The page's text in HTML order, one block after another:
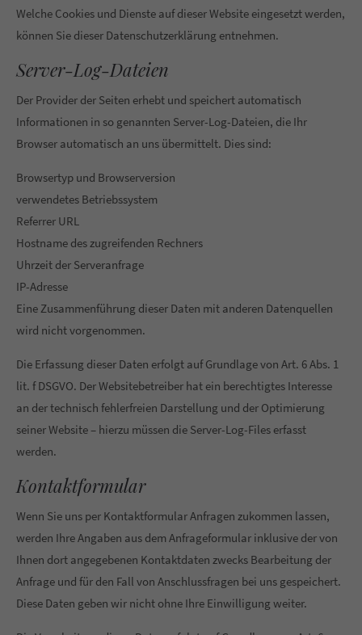
Welche Cookies und Dienste auf dieser Website eingesetzt werden,
können Sie dieser Datenschutzerklärung entnehmen.
Server-Log-Dateien
Der Provider der Seiten erhebt und speichert automatisch
Informationen in so genannten Server-Log-Dateien, die Ihr
Browser automatisch an uns übermittelt. Dies sind:
Browsertyp und Browserversion
verwendetes Betriebssystem
Referrer URL
Hostname des zugreifenden Rechners
Uhrzeit der Serveranfrage
IP-Adresse
Eine Zusammenführung dieser Daten mit anderen Datenquellen
wird nicht vorgenommen.
Die Erfassung dieser Daten erfolgt auf Grundlage von Art. 6 Abs. 1
lit. f DSGVO. Der Websitebetreiber hat ein berechtigtes Interesse
an der technisch fehlerfreien Darstellung und der Optimierung
seiner Website – hierzu müssen die Server-Log-Files erfasst
werden.
Kontaktformular
Wenn Sie uns per Kontaktformular Anfragen zukommen lassen,
werden Ihre Angaben aus dem Anfrageformular inklusive der von
Ihnen dort angegebenen Kontaktdaten zwecks Bearbeitung der
Anfrage und für den Fall von Anschlussfragen bei uns gespeichert.
Diese Daten geben wir nicht ohne Ihre Einwilligung weiter.